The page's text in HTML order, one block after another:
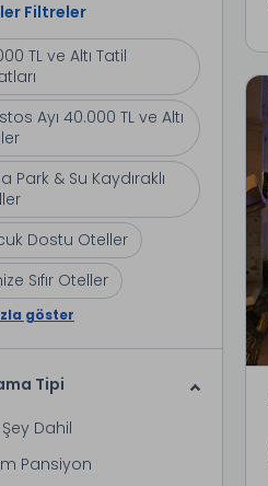
Filtreler
TL ve Altı Tatil
Ayı 40.000 TL ve Altı
Park & Su Kaydıraklı
Dostu Oteller
Sıfır Oteller
göster
Tipi
Dahil
Pansiyon